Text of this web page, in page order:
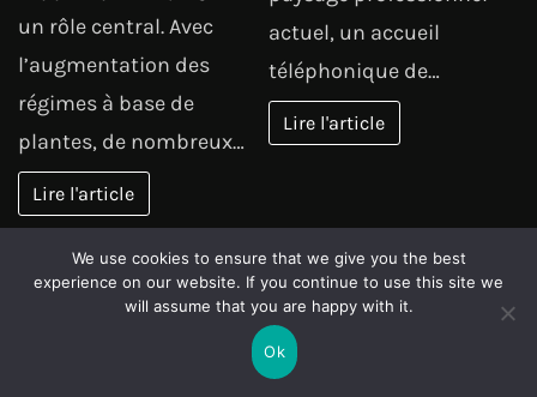
un rôle central. Avec
l’augmentation des
régimes à base de
plantes, de nombreux…
Lire l'article
actuel, un accueil
téléphonique de…
Lire l'article
149 Next
»
LE SÉLECTION DE LA TEAM
We use cookies to ensure that we give you the best
experience on our website. If you continue to use this site we
will assume that you are happy with it.
Ok